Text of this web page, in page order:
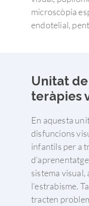
microscòpia
endotelial,
Unitat
teràpies
En aquesta
disfuncions
infantils per a
sistema visual,
l’estrabisme.
tracten